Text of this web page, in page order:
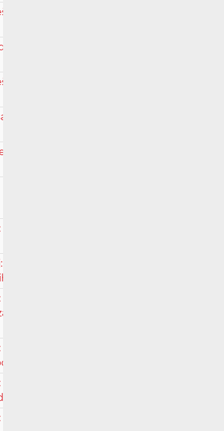
spora između korisnika
rješavanja spora između
spora između korisnika
spora između korisnika i
spora između korisnika
5011/2019, radi rješavanja
2525/2020, radi radi
usluga.pdf
369/2020, radi obnove
puta (ŽUC Zadarske
284/2020, radi rješavanja
262/2020, radi utvrđivanja
županije).pdf
4692/2020, radi šutnje